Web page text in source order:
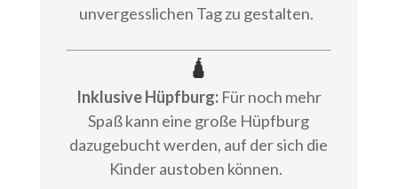
unvergesslichen Tag zu gestalten.
🛕
Inklusive Hüpfburg:Für noch mehr
Spaß kann eine große Hüpfburg
dazugebucht werden, auf der sich die
Kinder austoben können.